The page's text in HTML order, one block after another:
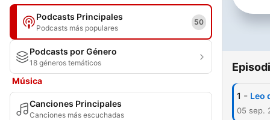
Podcasts Principales
Podcasts más populares
50
Podcasts por Género
18 géneros temáticos
Música
Canciones Principales
Canciones más escuchadas
1 - Leo
05 sep.